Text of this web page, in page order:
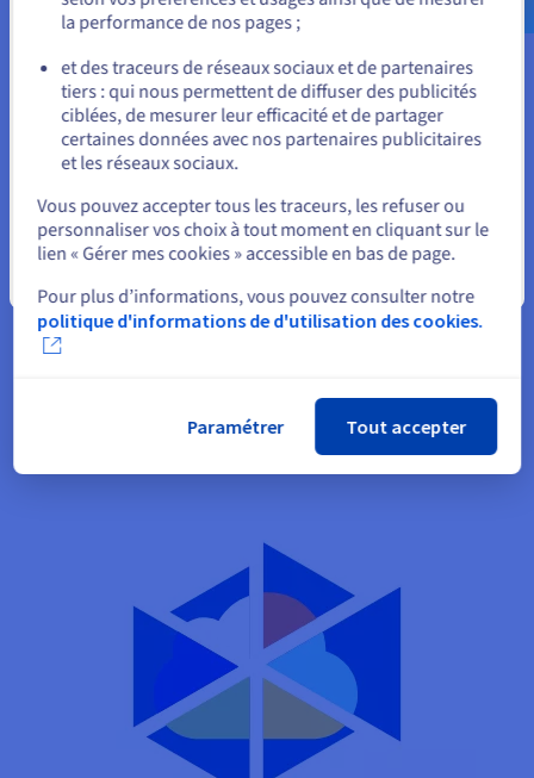
Sécurisez vos services avec un plan de reprise
d’activité dans le cloud
Grâce à nos solutions de sauvegarde et de plan de reprise
d’activité, assurez-vous que vos services restent
opérationnels en cas de problème technique. Automatisez
Nos solutions PRA
ou
Rester sur le site actuel
Sélectionner un autre site web
la performance de nos pages ;
et des traceurs de réseaux sociaux et de partenaires
tiers : qui nous permettent de diffuser des publicités
ciblées, de mesurer leur efficacité et de partager
certaines données avec nos partenaires publicitaires
et les réseaux sociaux.
Vous pouvez accepter tous les traceurs, les refuser ou
personnaliser vos choix à tout moment en cliquant sur le
lien « Gérer mes cookies » accessible en bas de page.
Pour plus d’informations, vous pouvez consulter notre
politique d'informations de d'utilisation des cookies.
Paramétrer Tout accepter